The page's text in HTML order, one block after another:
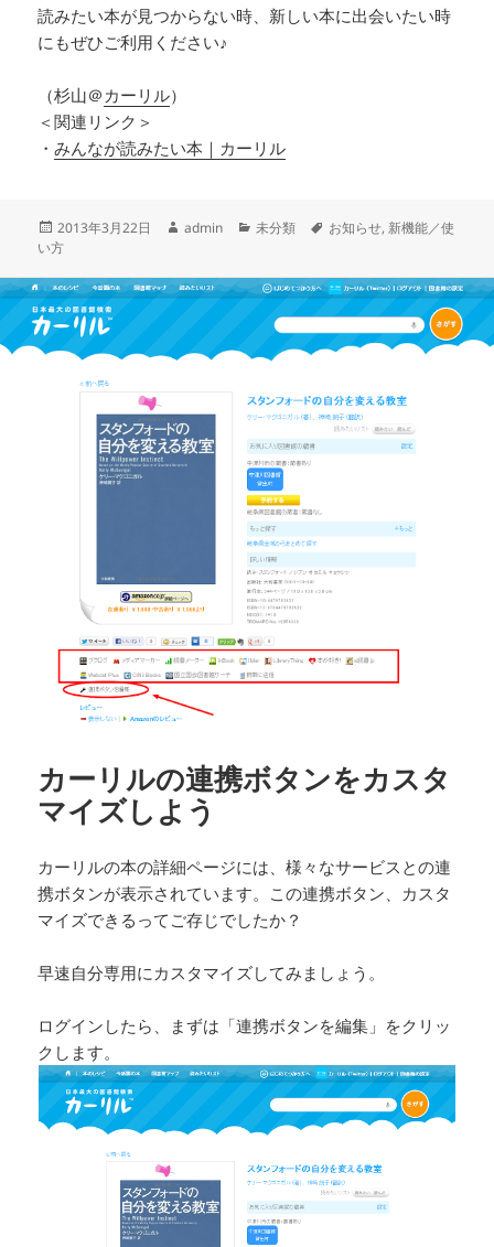
読みたい本が見つからない時、新しい本に出会いたい時
にもぜひご利用ください♪
（杉山＠ カーリル）
＜関連リンク＞
・みんなが読みたい本｜カーリル
投
稿
2013年3月22日
作
admin
カ
リ
未分類
タ
お知らせ, 新機能／使
い方
カーリルの連携ボタンをカスタ
マイズしよう
カーリルの本の詳細ページには、様々なサービスとの連
携ボタンが表示されています。この連携ボタン、カスタ
マイズできるってご存じでしたか？
早速自分専用にカスタマイズしてみましょう。
ログインしたら、まずは「連携ボタンを編集」をクリッ
クします。